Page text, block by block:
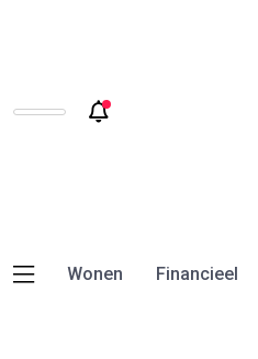
Wonen Financieel